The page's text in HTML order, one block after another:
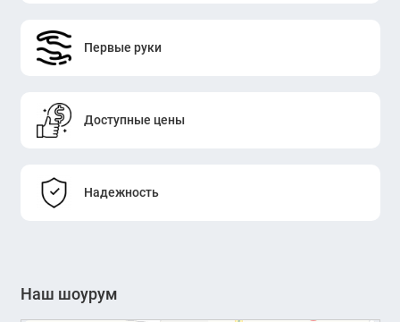
Первые руки
Доступные цены
Надежность
Наш шоурум